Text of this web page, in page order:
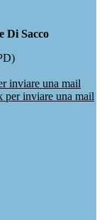
Di Sacco
inviare una mail
per inviare una mail